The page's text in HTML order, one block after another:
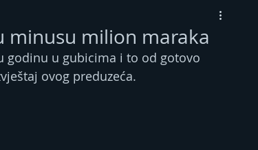
minusu milion maraka
godinu u gubicima i to od gotovo
ovog preduzeća.